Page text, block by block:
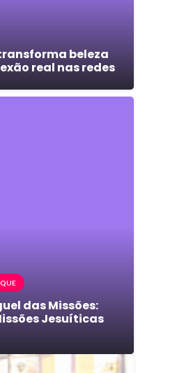
beleza
real nas redes
das Missões:
Jesuíticas